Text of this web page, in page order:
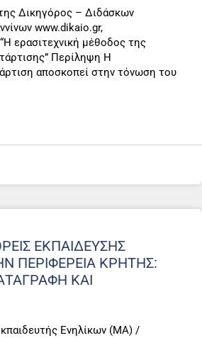
Δικηγόρος – Διδάσκων
www.dikaio.gr,
ερασιτεχνική μέθοδος της
Περίληψη Η
αποσκοπεί στην τόνωση του
ΕΚΠΑΊΔΕΥΣΗΣ
ΠΕΡΙΦΈΡΕΙΑ ΚΡΉΤΗΣ:
ΚΑΙ
Ενηλίκων (MA) /